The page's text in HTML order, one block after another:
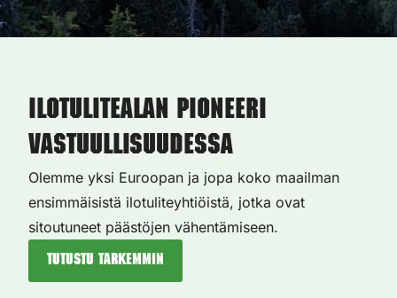
Ilotulitealan pioneeri
vastuullisuudessa
Olemme yksi Euroopan ja jopa koko maailman
ensimmäisistä ilotuliteyhtiöistä, jotka ovat
sitoutuneet päästöjen vähentämiseen.
Tutustu tarkemmin